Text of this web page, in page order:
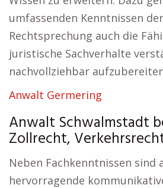
umfassenden Kenntnissen
Rechtsprechung auch die
juristische Sachverhalte
nachvollziehbar
Anwalt Germering
Anwalt Schwalmstadt
Zollrecht,
Neben Fachkenntnissen sind
hervorragende